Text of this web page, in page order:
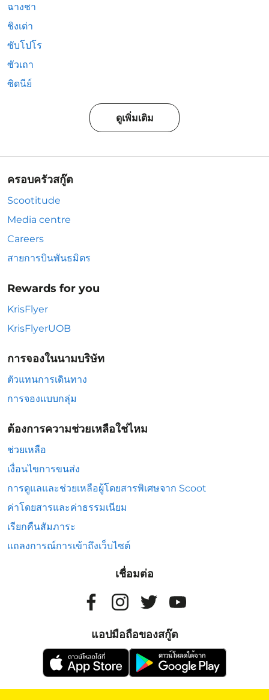
ฉางชา
ชิงเต่า
ซับโปโร
ซัวเถา
ซิดนีย์
ดูเพิ่มเติม
ครอบครัวสกู๊ต
Scootitude
Media centre
Careers
สายการบินพันธมิตร
Rewards for you
KrisFlyer
KrisFlyerUOB
การจองในนามบริษัท
ตัวแทนการเดินทาง
การจองแบบกลุ่ม
ต้องการความช่วยเหลือใช่ไหม
ช่วยเหลือ
เงื่อนไขการขนส่ง
การดูแลและช่วยเหลือผู้โดยสารพิเศษจาก Scoot
ค่าโดยสารและค่าธรรมเนียม
เรียกคืนสัมภาระ
แถลงการณ์การเข้าถึงเว็บไซต์
เชื่อมต่อ
แอปมือถือของสกู๊ต